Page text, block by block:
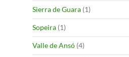
Sierra de Guara (1)
Sopeira (1)
Valle de Ansó (4)